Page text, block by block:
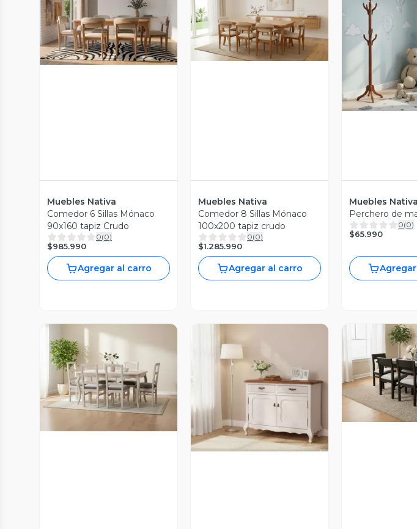
Vista Previa
Muebles Nativa
Comedor 6 Sillas Mónaco
90x160 tapiz Crudo
0(0)
$985.990
Agregar al carro
Vista Previa
Muebles Nativa
Comedor 8 Sillas Mónaco
100x200 tapiz crudo
0(0)
$1.285.990
Agregar al carro
Muebles Nativa
Perchero de
0(0)
$65.990
Vista Previa
Vista Previa
Vista